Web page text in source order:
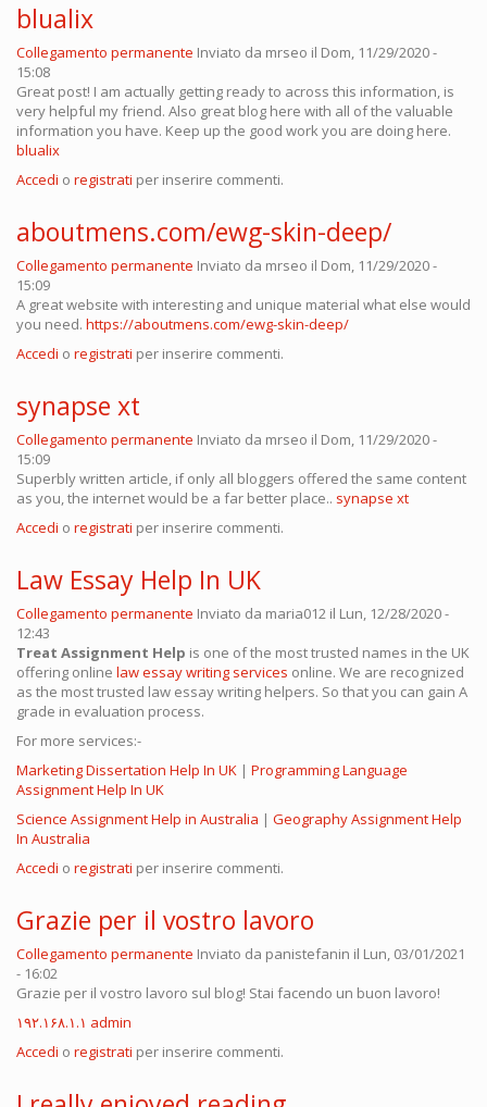
blualix
Collegamento permanente Inviato da mrseo il Dom, 11/29/2020 -
15:08
Great post! I am actually getting ready to across this information, is
very helpful my friend. Also great blog here with all of the valuable
information you have. Keep up the good work you are doing here.
blualix
Accedi o registrati per inserire commenti.
aboutmens.com/ewg-skin-deep/
Collegamento permanente Inviato da mrseo il Dom, 11/29/2020 -
15:09
A great website with interesting and unique material what else would
you need. https://aboutmens.com/ewg-skin-deep/
Accedi o registrati per inserire commenti.
synapse xt
Collegamento permanente Inviato da mrseo il Dom, 11/29/2020 -
15:09
Superbly written article, if only all bloggers offered the same content
as you, the internet would be a far better place.. synapse xt
Accedi o registrati per inserire commenti.
Law Essay Help In UK
Collegamento permanente Inviato da maria012 il Lun, 12/28/2020 -
12:43
Treat Assignment Help is one of the most trusted names in the UK
offering online law essay writing services online. We are recognized
as the most trusted law essay writing helpers. So that you can gain A
grade in evaluation process.
For more services:-
Marketing Dissertation Help In UK | Programming Language
Assignment Help In UK
Science Assignment Help in Australia | Geography Assignment Help
In Australia
Accedi o registrati per inserire commenti.
Grazie per il vostro lavoro
Collegamento permanente Inviato da panistefanin il Lun, 03/01/2021
- 16:02
Grazie per il vostro lavoro sul blog! Stai facendo un buon lavoro!
۱۹۲.۱۶۸.۱.۱ admin
Accedi o registrati per inserire commenti.